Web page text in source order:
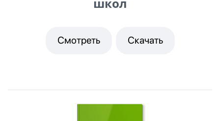
Смотреть Скачать